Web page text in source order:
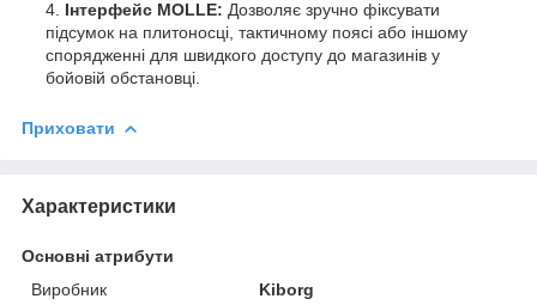
Інтерфейс MOLLE: Дозволяє зручно фіксувати
підсумок на плитоносці, тактичному поясі або іншому
спорядженні для швидкого доступу до магазинів у
бойовій обстановці.
Приховати
Характеристики
Основні атрибути
Виробник
Kiborg